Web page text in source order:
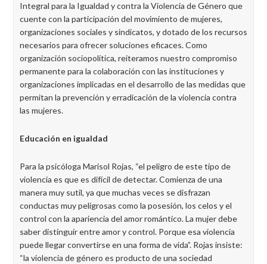
Integral para la Igualdad y contra la Violencia de Género que
cuente con la participación del movimiento de mujeres,
organizaciones sociales y sindicatos, y dotado de los recursos
necesarios para ofrecer soluciones eficaces. Como
organización sociopolítica, reiteramos nuestro compromiso
permanente para la colaboración con las instituciones y
organizaciones implicadas en el desarrollo de las medidas que
permitan la prevención y erradicación de la violencia contra
las mujeres.
Educación en igualdad
Para la psicóloga Marisol Rojas, “el peligro de este tipo de
violencia es que es difícil de detectar. Comienza de una
manera muy sutil, ya que muchas veces se disfrazan
conductas muy peligrosas como la posesión, los celos y el
control con la apariencia del amor romántico. La mujer debe
saber distinguir entre amor y control. Porque esa violencia
puede llegar convertirse en una forma de vida”. Rojas insiste:
“la violencia de género es producto de una sociedad